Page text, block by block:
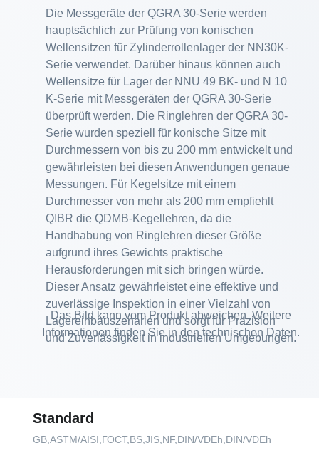
Das Bild kann vom Produkt abweichen. Weitere
Informationen finden Sie in den technischen Daten.
Die Messgeräte der QGRA 30-Serie werden
hauptsächlich zur Prüfung von konischen
Wellensitzen für Zylinderrollenlager der NN30K-
Serie verwendet. Darüber hinaus können auch
Wellensitze für Lager der NNU 49 BK- und N 10
K-Serie mit Messgeräten der QGRA 30-Serie
überprüft werden. Die Ringlehren der QGRA 30-
Serie wurden speziell für konische Sitze mit
Durchmessern von bis zu 200 mm entwickelt und
gewährleisten bei diesen Anwendungen genaue
Messungen. Für Kegelsitze mit einem
Durchmesser von mehr als 200 mm empfiehlt
QIBR die QDMB-Kegellehren, da die
Handhabung von Ringlehren dieser Größe
aufgrund ihres Gewichts praktische
Herausforderungen mit sich bringen würde.
Dieser Ansatz gewährleistet eine effektive und
zuverlässige Inspektion in einer Vielzahl von
Lagereinbauszenarien und sorgt für Präzision
und Zuverlässigkeit in industriellen Umgebungen.
Standard
GB,ASTM/AISI,ГОСТ,BS,JIS,NF,DIN/VDEh,DIN/VDEh